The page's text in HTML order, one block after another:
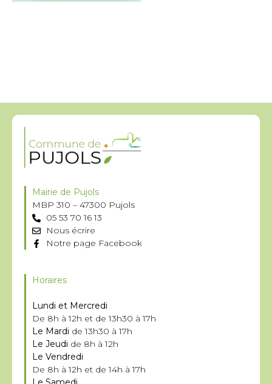
Mairie de Pujols
MBP 310 – 47300 Pujols
05 53 70 16 13
Nous écrire
Notre page Facebook
Horaires
Lundi et Mercredi
De 8h à 12h et de 13h30 à 17h
Le Mardi de 13h30 à 17h
Le Jeudi de 8h à 12h
Le Vendredi
De 8h à 12h et de 14h à 17h